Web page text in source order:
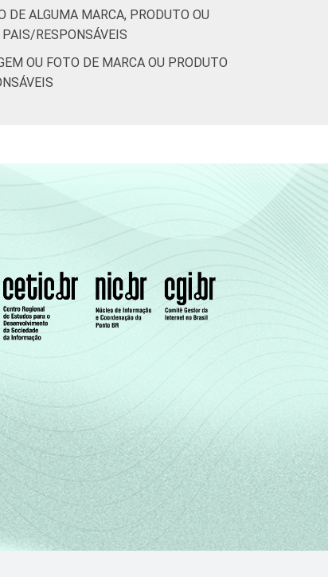
ALGUMA MARCA, PRODUTO OU
RESPONSÁVEIS
OU FOTO DE MARCA OU PRODUTO